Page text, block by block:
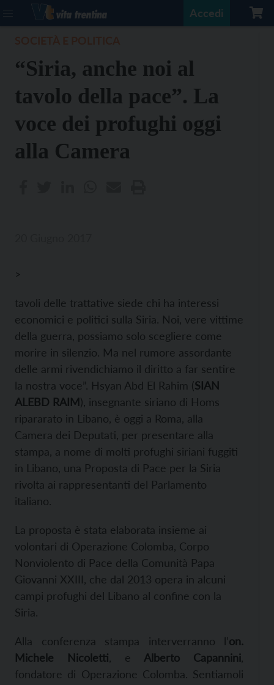
Accedi
“Siria, anche noi al
tavolo della pace”. La
voce dei profughi oggi
alla Camera
>
tavoli delle trattative siede chi ha interessi
economici e politici sulla Siria. Noi, vere vittime
della guerra, possiamo solo scegliere come
morire in silenzio. Ma nel rumore assordante
delle armi rivendichiamo il diritto a far sentire
la nostra voce”. Hsyan Abd El Rahim (SIAN
ALEBD RAIM), insegnante siriano di Homs
ripararato in Libano, è oggi a Roma, alla
Camera dei Deputati, per presentare alla
stampa, a nome di molti profughi siriani fuggiti
in Libano, una Proposta di Pace per la Siria
rivolta ai rappresentanti del Parlamento
italiano.
La proposta è stata elaborata insieme ai
volontari di Operazione Colomba, Corpo
Nonviolento di Pace della Comunità Papa
Giovanni XXIII, che dal 2013 opera in alcuni
campi profughi del Libano al confine con la
Siria.
Alla conferenza stampa interverranno l’on.
Michele Nicoletti , e Alberto Capannini
fondatore di Operazione Colomba. Sentiamoli